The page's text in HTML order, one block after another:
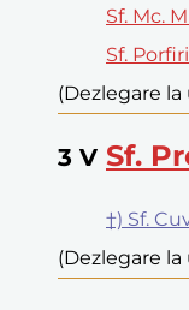
Sf. Mc.
Sf.
(Dezlegare
3 V Sf.
†) Sf.
(Dezlegare